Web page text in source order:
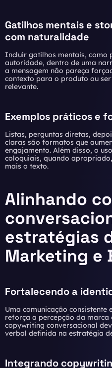
Gatilhos mentais e
com naturalidade
Incluir gatilhos mentais, como
autoridade, dentro de uma
a mensagem não pareça
contexto para o produto ou
relevante.
Exemplos práticos e
Listas, perguntas diretas,
claras são formatos que
engajamento. Além disso, o
coloquiais, quando
mais o texto.
Alinhando
estratégias
Marketing e
Fortalecendo a
Uma comunicação
reforça a percepção da marca
copywriting conversacional
verbal definida na estratégia
Integrando